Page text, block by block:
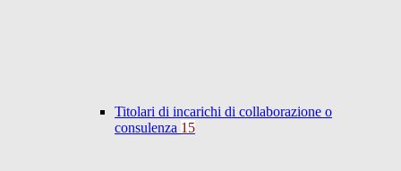
Titolari di incarichi di collaborazione o
consulenza 15